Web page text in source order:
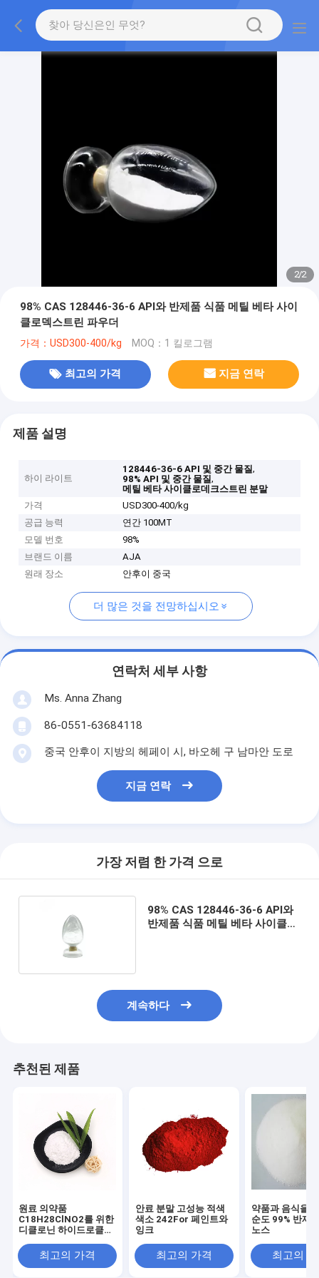
2/2
98% CAS 128446-36-6 API와 반제품 식품 메틸 베타 사이
클로덱스트린 파우더
가격：USD300-400/kg MOQ：1 킬로그램
최고의 가격 지금 연락
제품 설명
하이 라이트
128446-36-6 API 및 중간 물질,
98% API 및 중간 물질,
메틸 베타 사이클로데크스트린 분말
가격
USD300-400/kg
공급 능력
연간 100MT
모델 번호
98%
브랜드 이름
AJA
원래 장소
안후이 중국
더 많은 것을 전망하십시오
연락처 세부 사항
Ms. Anna Zhang
86-0551-63684118
중국 안후이 지방의 헤페이 시, 바오헤 구 남마안 도로
지금 연락
가장 저렴 한 가격 으로
98% CAS 128446-36-6 API와
반제품 식품 메틸 베타 사이클로
계속하다
추천된 제품
원료 의약품
C18H28ClNO2를 위한
디클로닌 하이드로클로
최고의 가격
안료 분말 고성능 적색
색소 242For 페인트와
잉크
최고의 가격
약품과 음식을
순도 99% 반제품 d-
노스
최고의